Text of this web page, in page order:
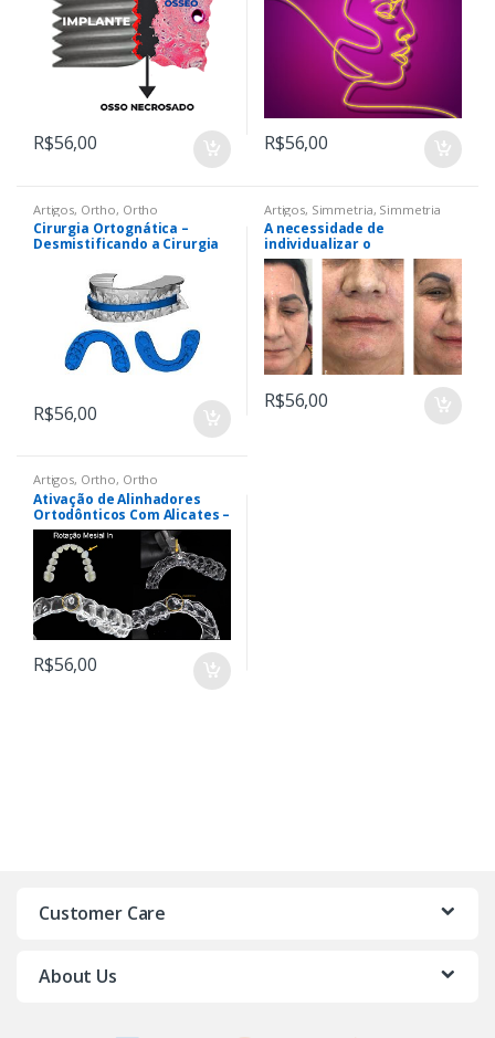
R$56,00 R$56,00
Artigos, Ortho, Ortho
Cirurgia Ortognática –
Desmistificando a Cirurgia
R$56,00
Artigos, Simmetria, Simmetria
A necessidade de
individualizar o
preenchimento labial em
cada paciente – série de
casos
R$56,00
Artigos, Ortho, Ortho
Ativação de Alinhadores
Ortodônticos Com Alicates –
Uma Alternativa para
Obtenção de Resultados
R$56,00
Customer Care
About Us